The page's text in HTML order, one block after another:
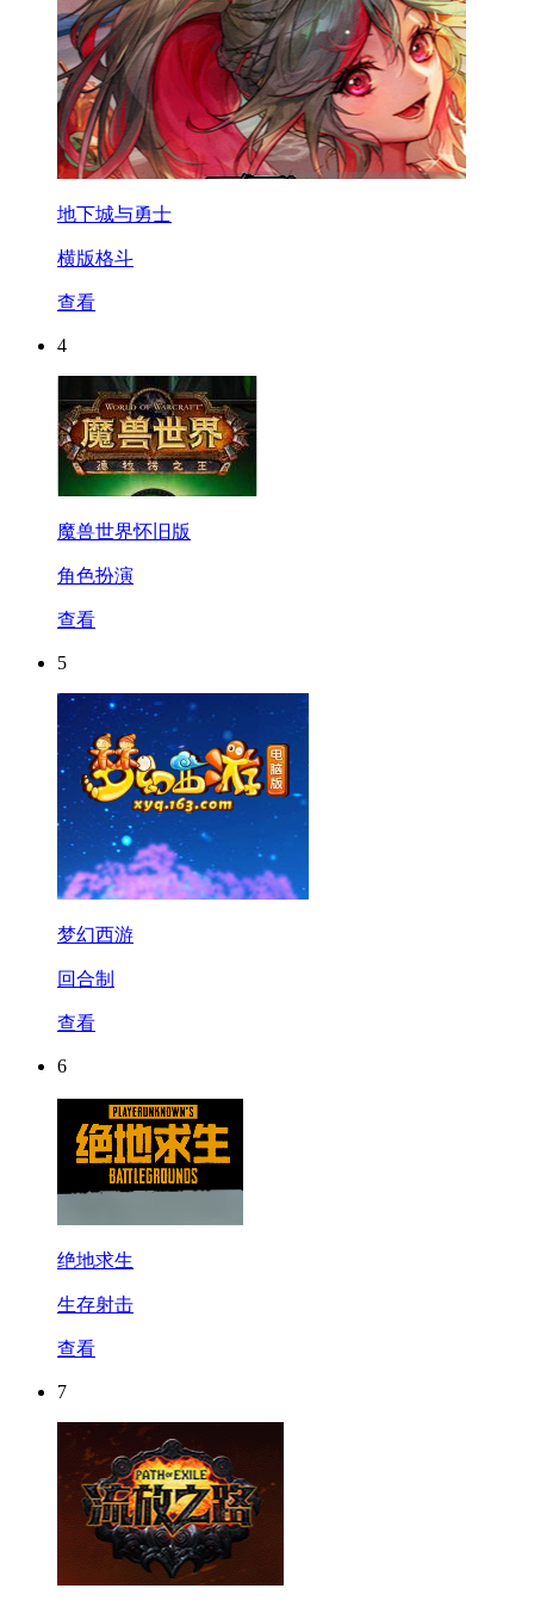
地下城与勇士
横版格斗
查看
4
魔兽世界怀旧版
角色扮演
查看
5
梦幻西游
回合制
查看
6
绝地求生
生存射击
查看
7